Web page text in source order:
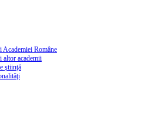
Academiei Române
altor academii
ştiinţă